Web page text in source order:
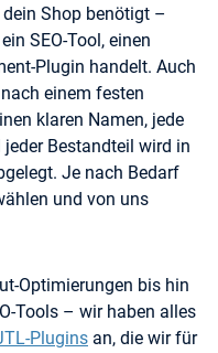
Shop benötigt –
SEO-Tool, einen
Plugin handelt. Auch
einem festen
klaren Namen, jede
Bestandteil wird in
Je nach Bedarf
und von uns
Optimierungen bis hin
Tools – wir haben alles
Plugins an, die wir für